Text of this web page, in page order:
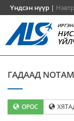
Үндсэн нүүр |
ГАДААД NOTAM
ОРОС